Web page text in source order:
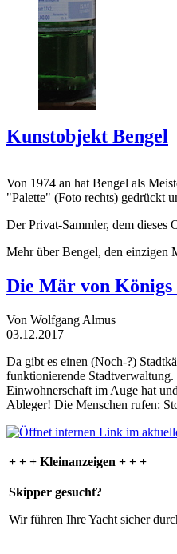
Kunstobjekt Bengel
Von 1974 an hat Bengel als
"Palette" (Foto rechts) gedrückt
Der Privat-Sammler, dem dieses
Mehr über Bengel, den einzigen
Die Mär von
Von Wolfgang Almus
03.12.2017
Da gibt es einen (Noch-?)
funktionierende Stadtverwaltung.
Einwohnerschaft im Auge hat
Ableger! Die Menschen rufen:
+ + + Kleinanzeigen + + +
Skipper gesucht?
Wir führen Ihre Yacht sicher